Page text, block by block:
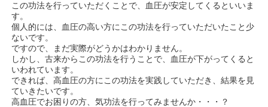
この功法を行っていただくことで、血圧が安定してくるといいま
す。
個人的には、血圧の高い方にこの功法を行っていただいたこと少
ないです。
ですので、まだ実際がどうかはわかりません。
しかし、古来からこの功法を行うことで、血圧が下がってくると
いわれています。
できれば、高血圧の方にこの功法を実践していただき、結果を見
ていきたいです。
高血圧でお困りの方、気功法を行ってみませんか・・・？